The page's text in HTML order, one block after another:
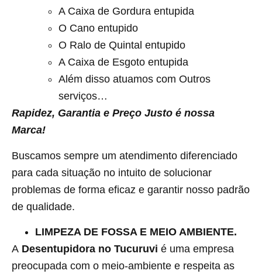
A Caixa de Gordura entupida
O Cano entupido
O Ralo de Quintal entupido
A Caixa de Esgoto entupida
Além disso atuamos com Outros
serviços…
Rapidez, Garantia e Preço Justo é nossa
Marca!
Buscamos sempre um atendimento diferenciado
para cada situação no intuito de solucionar
problemas de forma eficaz e garantir nosso padrão
de qualidade.
LIMPEZA DE FOSSA E MEIO AMBIENTE.
A Desentupidora no Tucuruvi é uma empresa
preocupada com o meio-ambiente e respeita as